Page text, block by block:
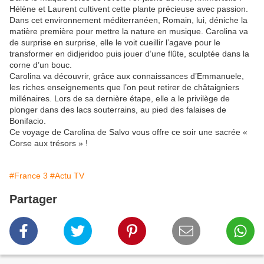
Hélène et Laurent cultivent cette plante précieuse avec passion.
Dans cet environnement méditerranéen, Romain, lui, déniche la
matière première pour mettre la nature en musique. Carolina va
de surprise en surprise, elle le voit cueillir l’agave pour le
transformer en didjeridoo puis jouer d’une flûte, sculptée dans la
corne d’un bouc.
Carolina va découvrir, grâce aux connaissances d’Emmanuele,
les riches enseignements que l’on peut retirer de châtaigniers
millénaires. Lors de sa dernière étape, elle a le privilège de
plonger dans des lacs souterrains, au pied des falaises de
Bonifacio.
Ce voyage de Carolina de Salvo vous offre ce soir une sacrée «
Corse aux trésors » !
#France 3 #Actu TV
Partager